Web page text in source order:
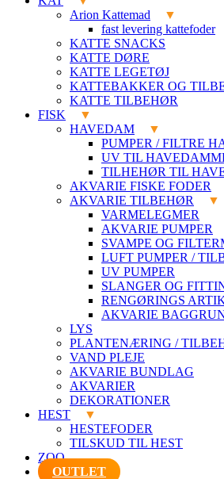
Arion Kattemad
fast levering kattefoder
KATTE SNACKS
KATTE DØRE
KATTE LEGETØJ
KATTEBAKKER OG
KATTE TILBEHØR
FISK
HAVEDAM
PUMPER / FILTRE
UV TIL
TILHEHØR TIL
AKVARIE FISKE FODER
AKVARIE TILBEHØR
VARMELEGMER
AKVARIE PUMPER
SVAMPE OG
LUFT PUMPER /
UV PUMPER
SLANGER OG
RENGØRINGS
AKVARIE
LYS
PLANTENÆRING /
VAND PLEJE
AKVARIE BUNDLAG
AKVARIER
DEKORATIONER
HEST
HESTEFODER
TILSKUD TIL HEST
ZOO
OUTLET